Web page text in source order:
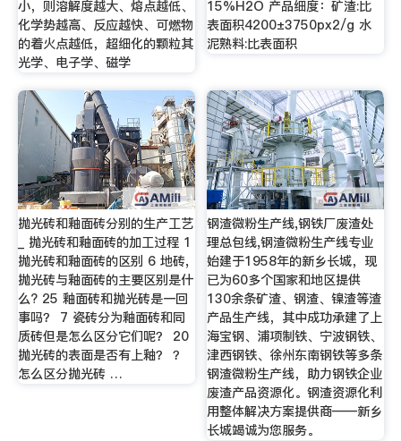
小，则溶解度越大、熔点越低、
化学势越高、反应越快、可燃物
的着火点越低，超细化的颗粒其
光学、电子学、磁学
15%H2O 产品细度：矿渣:比
表面积4200±3750px2/g 水
泥熟料:比表面积
抛光砖和釉面砖分别的生产工艺
_ 抛光砖和釉面砖的加工过程 1
抛光砖和釉面砖的区别 6 地砖,
抛光砖与釉面砖的主要区别是什
么? 25 釉面砖和抛光砖是一回
事吗？ 7 瓷砖分为釉面砖和同
质砖但是怎么区分它们呢？ 20
抛光砖的表面是否有上釉？ ？
怎么区分抛光砖 …
钢渣微粉生产线,钢铁厂废渣处
理总包线,钢渣微粉生产线专业
始建于1958年的新乡长城，现
已为60多个国家和地区提供
130余条矿渣、钢渣、镍渣等渣
产品生产线，其中成功承建了上
海宝钢、浦项制铁、宁波钢铁、
津西钢铁、徐州东南钢铁等多条
钢渣微粉生产线，助力钢铁企业
废渣产品资源化。钢渣资源化利
用整体解决方案提供商——新乡
长城竭诚为您服务。